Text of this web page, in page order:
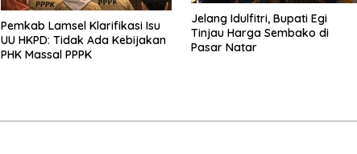
Pemkab Lamsel Klarifikasi Isu
UU HKPD: Tidak Ada Kebijakan
PHK Massal PPPK
Jelang Idulfitri, Bupati Egi
Tinjau Harga Sembako di
Pasar Natar